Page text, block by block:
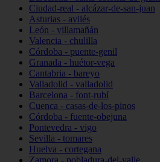
Ciudad-real - alcázar-de-san-juan
Asturias - avilés
León - villamañán
Valencia - chulilla
Córdoba - puente-genil
Granada - huétor-vega
Cantabria - bareyo
Valladolid - valladolid
Barcelona - font-rubí
Cuenca - casas-de-los-pinos
Córdoba - fuente-obejuna
Pontevedra - vigo
Sevilla - tomares
Huelva - cortegana
Zamora - pobladura-del-valle